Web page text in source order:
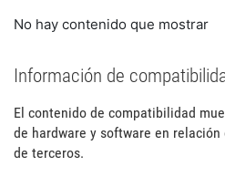
No hay contenido que mostrar
Información de
El contenido de compatibilidad
de hardware y software en
de terceros.